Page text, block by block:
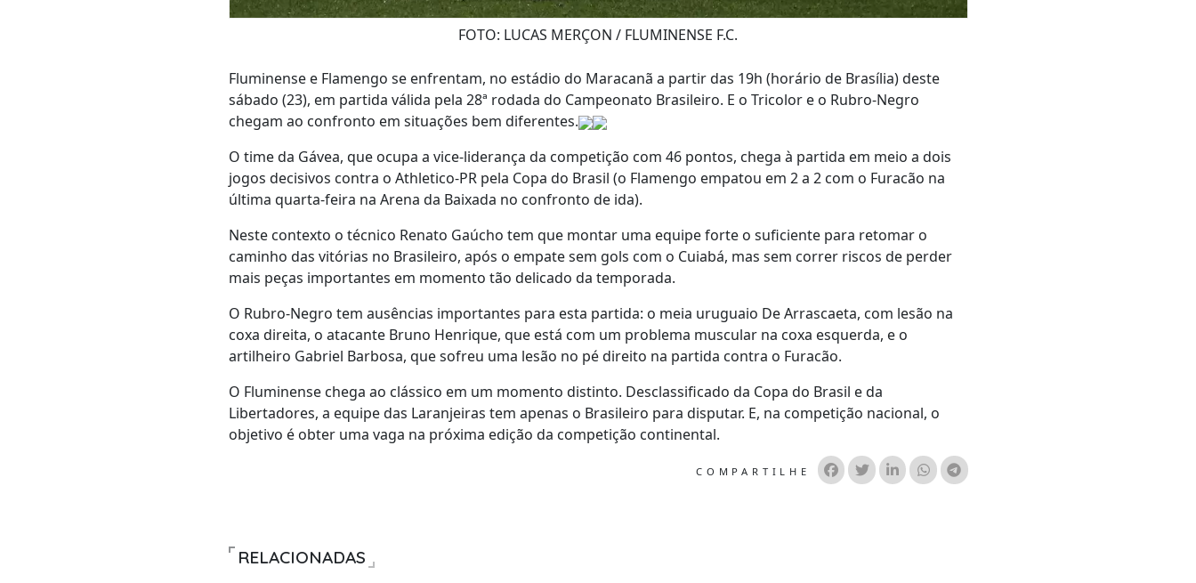
FOTO: LUCAS MERÇON / FLUMINENSE F.C.
Fluminense e Flamengo se enfrentam, no estádio do Maracanã a partir das 19h (horário de Brasília) deste
sábado (23), em partida válida pela 28ª rodada do Campeonato Brasileiro. E o Tricolor e o Rubro-Negro
chegam ao confronto em situações bem diferentes.
O time da Gávea, que ocupa a vice-liderança da competição com 46 pontos, chega à partida em meio a dois
jogos decisivos contra o Athletico-PR pela Copa do Brasil (o Flamengo empatou em 2 a 2 com o Furacão na
última quarta-feira na Arena da Baixada no confronto de ida).
Neste contexto o técnico Renato Gaúcho tem que montar uma equipe forte o suficiente para retomar o
caminho das vitórias no Brasileiro, após o empate sem gols com o Cuiabá, mas sem correr riscos de perder
mais peças importantes em momento tão delicado da temporada.
O Rubro-Negro tem ausências importantes para esta partida: o meia uruguaio De Arrascaeta, com lesão na
coxa direita, o atacante Bruno Henrique, que está com um problema muscular na coxa esquerda, e o
artilheiro Gabriel Barbosa, que sofreu uma lesão no pé direito na partida contra o Furacão.
O Fluminense chega ao clássico em um momento distinto. Desclassificado da Copa do Brasil e da
Libertadores, a equipe das Laranjeiras tem apenas o Brasileiro para disputar. E, na competição nacional, o
objetivo é obter uma vaga na próxima edição da competição continental.
COMPARTILHE
RELACIONADAS